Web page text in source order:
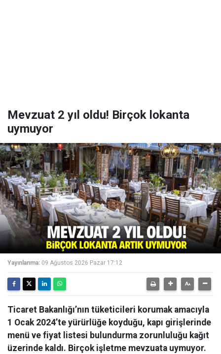
Mevzuat 2 yıl oldu! Birçok lokanta
uymuyor
Yayınlanma: 09 Ağustos 2026 Pazar 17:12
Ticaret Bakanlığı’nın tüketicileri korumak amacıyla
1 Ocak 2024’te yürürlüğe koyduğu, kapı girişlerinde
menü ve fiyat listesi bulundurma zorunluluğu kağıt
üzerinde kaldı. Birçok işletme mevzuata uymuyor.